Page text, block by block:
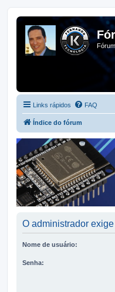
Links rápidos FAQ
Índice do fórum
O administrador
Nome de usuário:
Senha: